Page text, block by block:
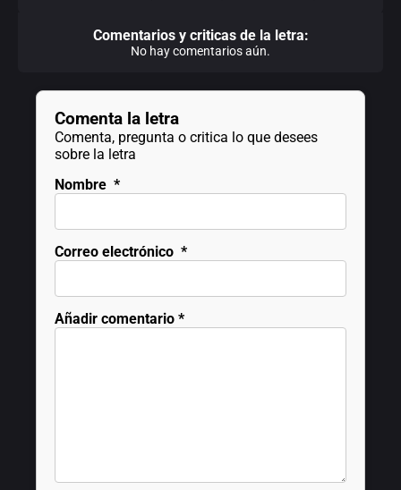
Comentarios y criticas de la letra:
No hay comentarios aún.
Comenta la letra
Comenta, pregunta o critica lo que desees
sobre la letra
Nombre *
Correo electrónico *
Añadir comentario *